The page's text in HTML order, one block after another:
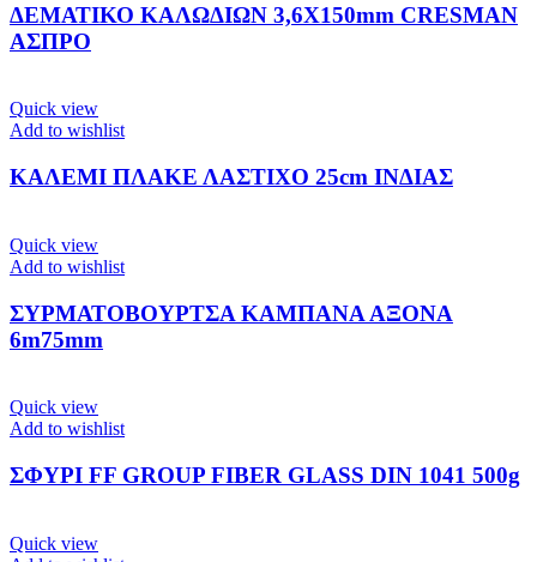
ΔΕΜΑΤΙΚΟ ΚΑΛΩΔΙΩΝ 3,6Χ150mm CRESMAN
ΑΣΠΡΟ
Quick view
Add to wishlist
ΚΑΛΕΜΙ ΠΛΑΚΕ ΛΑΣΤΙΧΟ 25cm ΙΝΔΙΑΣ
Quick view
Add to wishlist
ΣΥΡΜΑΤΟΒΟΥΡΤΣΑ ΚΑΜΠΑΝΑ ΑΞΟΝΑ
6m75mm
Quick view
Add to wishlist
ΣΦΥΡΙ FF GROUP FIBER GLASS DIN 1041 500g
Quick view